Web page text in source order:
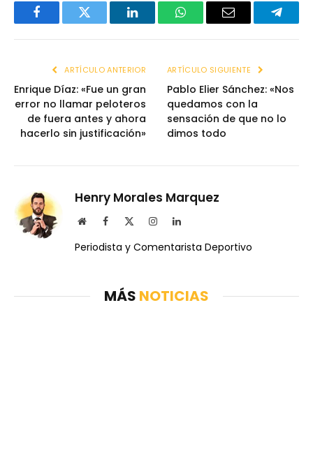
FacebookTwitter LinkedInWhatsAppEmail
ARTÍCULO ANTERIOR
Enrique Díaz: «Fue un gran
error no llamar peloteros
de fuera antes y ahora
hacerlo sin justificación»
ARTÍCULO SIGUIENTE
Pablo Elier Sánchez: «Nos
quedamos con la
sensación de que no lo
dimos todo
Henry Morales Marquez
WebsiteFacebook InstagramLinkedIn
Periodista y Comentarista Deportivo
MÁS NOTICIAS